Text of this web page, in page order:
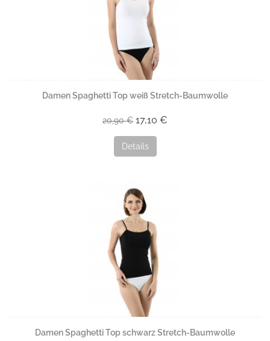
Damen Spaghetti Top weiß Stretch-Baumwolle
20,90 € 17,10 €
Details
Damen Spaghetti Top schwarz Stretch-Baumwolle